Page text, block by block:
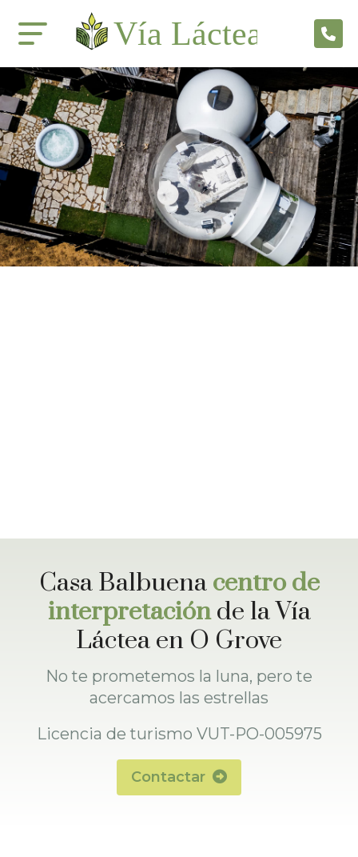
Casa Balbuena centro de
interpretaciónde la Vía
Láctea en O Grove
No te prometemos la luna, pero te
acercamos las estrellas
Licencia de turismo VUT-PO-005975
Contactar